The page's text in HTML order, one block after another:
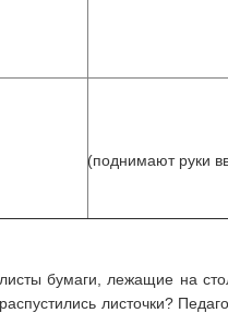
(поднимают руки
бумаги, лежащие на
листочки?